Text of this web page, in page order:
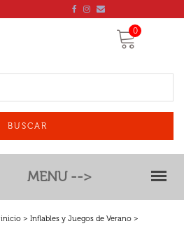
0
BUSCAR
MENU -->
inicio > Inflables y Juegos de Verano >